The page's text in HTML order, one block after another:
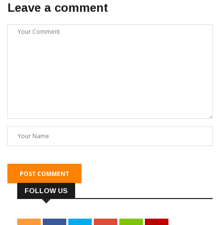
Leave a comment
POST COMMENT
FOLLOW US